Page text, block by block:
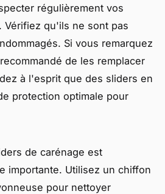
régulièrement vos
Vérifiez qu'ils ne sont pas
Si vous remarquez
de les remplacer
à l'esprit que des sliders en
protection optimale pour
de carénage est
importante. Utilisez un chiffon
pour nettoyer